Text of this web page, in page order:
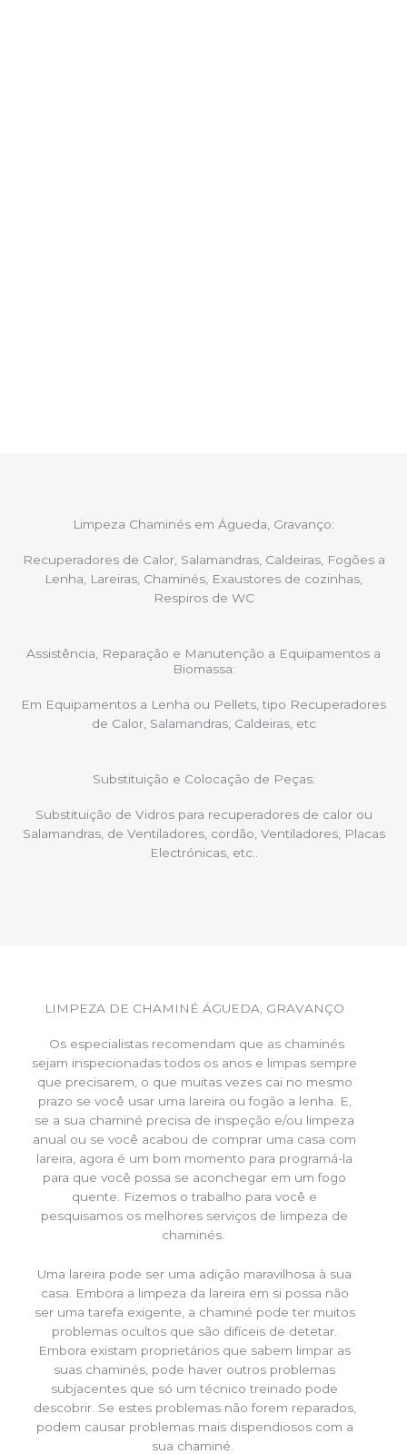
Limpeza Chaminés em Águeda, Gravanço:
Recuperadores de Calor, Salamandras, Caldeiras, Fogões a
Lenha, Lareiras, Chaminés, Exaustores de cozinhas,
Respiros de WC
Assistência, Reparação e Manutenção a Equipamentos a
Biomassa:
Em Equipamentos a Lenha ou Pellets, tipo Recuperadores
de Calor, Salamandras, Caldeiras, etc
Substituição e Colocação de Peças:
Substituição de Vidros para recuperadores de calor ou
Salamandras, de Ventiladores, cordão, Ventiladores, Placas
Electrónicas, etc..
LIMPEZA DE CHAMINÉ ÁGUEDA, GRAVANÇO
Os especialistas recomendam que as chaminés
sejam inspecionadas todos os anos e limpas sempre
que precisarem, o que muitas vezes cai no mesmo
prazo se você usar uma lareira ou fogão a lenha. E,
se a sua chaminé precisa de inspeção e/ou limpeza
anual ou se você acabou de comprar uma casa com
lareira, agora é um bom momento para programá-la
para que você possa se aconchegar em um fogo
quente. Fizemos o trabalho para você e
pesquisamos os melhores serviços de limpeza de
chaminés.
Uma lareira pode ser uma adição maravilhosa à sua
casa. Embora a limpeza da lareira em si possa não
ser uma tarefa exigente, a chaminé pode ter muitos
problemas ocultos que são difíceis de detetar.
Embora existam proprietários que sabem limpar as
suas chaminés, pode haver outros problemas
subjacentes que só um técnico treinado pode
descobrir. Se estes problemas não forem reparados,
podem causar problemas mais dispendiosos com a
sua chaminé.